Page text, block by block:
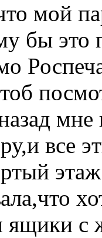
мой
бы это
все
ящики